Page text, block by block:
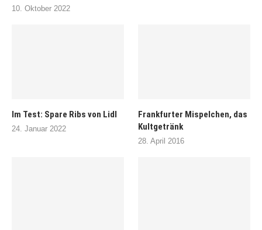
10. Oktober 2022
Im Test: Spare Ribs von Lidl
24. Januar 2022
Frankfurter Mispelchen, das
Kultgetränk
28. April 2016